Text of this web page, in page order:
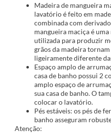
Madeira de mangueira
lavatório é feito em
combinada com
mangueira maciça é
utilizada para produzir
grãos da madeira
ligeiramente diferente
Espaço amplo de
casa de banho possui 2
amplo espaço de
sua casa de banho. O
colocar o lavatório.
Pés estáveis: os pés de
banho asseguram
Atenção: